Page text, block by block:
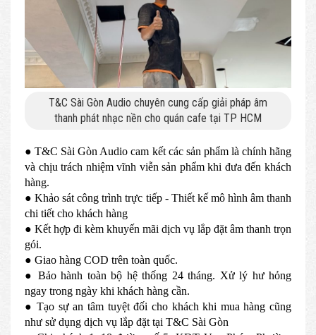
T&C Sài Gòn Audio chuyên cung cấp giải pháp âm
thanh phát nhạc nền cho quán cafe tại TP HCM
● T&C Sài Gòn Audio cam kết các sản phẩm là chính hãng
và chịu trách nhiệm vĩnh viễn sản phẩm khi đưa đến khách
hàng.
● Khảo sát công trình trực tiếp - Thiết kế mô hình âm thanh
chi tiết cho khách hàng
● Kết hợp đi kèm khuyến mãi dịch vụ lắp đặt âm thanh trọn
gói.
● Giao hàng COD trên toàn quốc.
● Bảo hành toàn bộ hệ thống 24 tháng. Xử lý hư hỏng
ngay trong ngày khi khách hàng cần.
● Tạo sự an tâm tuyệt đối cho khách khi mua hàng cũng
như sử dụng dịch vụ lắp đặt tại T&C Sài Gòn